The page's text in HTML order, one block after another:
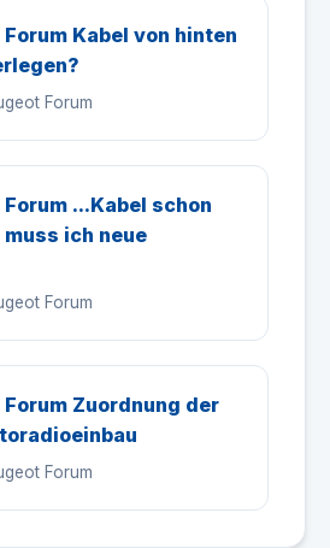
Kabel von hinten
Forum
...Kabel schon
ich neue
Forum
Forum Zuordnung der
Forum